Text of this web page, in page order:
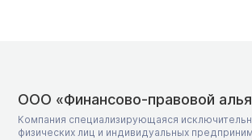
ООО «Финансово-правовой
Компания специализирующаяся
физических лиц и индивидуальных